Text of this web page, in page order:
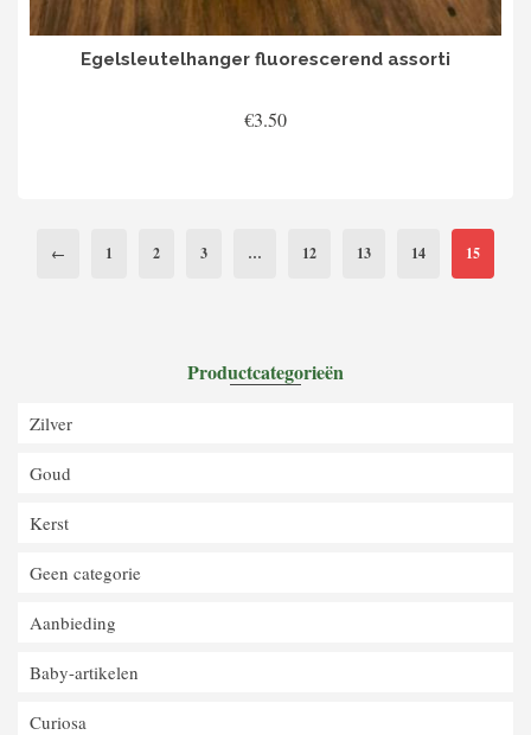
Egelsleutelhanger fluorescerend assorti
€3.50
← 1 2 3 … 12 13 14 15
Productcategorieën
Zilver
Goud
Kerst
Geen categorie
Aanbieding
Baby-artikelen
Curiosa